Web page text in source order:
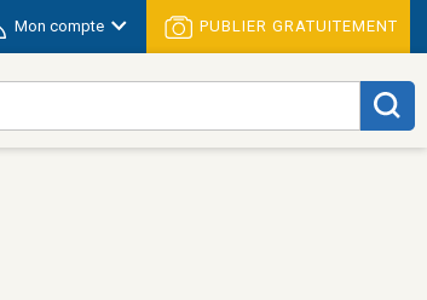
Mon compte PUBLIER GRATUITEMENT